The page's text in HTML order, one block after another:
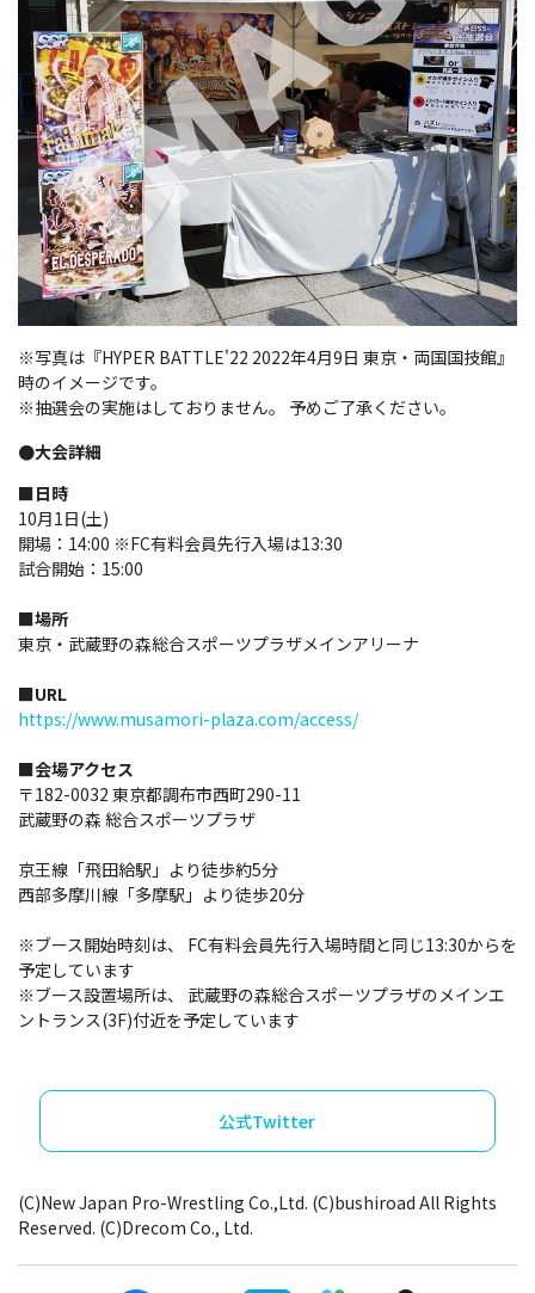
※写真は『HYPER BATTLE'22 2022年4月9日 東京・両国国技館』
時のイメージです。
※抽選会の実施はしておりません。 予めご了承ください。
●大会詳細
■日時
10月1日(土)
開場：14:00 ※FC有料会員先行入場は13:30
試合開始：15:00
■場所
東京・武蔵野の森総合スポーツプラザメインアリーナ
■URL
https://www.musamori-plaza.com/access/
■会場アクセス
〒182-0032 東京都調布市西町290-11
武蔵野の森 総合スポーツプラザ
京王線「飛田給駅」より徒歩約5分
西部多摩川線「多摩駅」より徒歩20分
※ブース開始時刻は、 FC有料会員先行入場時間と同じ13:30からを
予定しています
※ブース設置場所は、 武蔵野の森総合スポーツプラザのメインエ
ントランス(3F)付近を予定しています
公式Twitter
(C)New Japan Pro-Wrestling Co.,Ltd. (C)bushiroad All Rights
Reserved. (C)Drecom Co., Ltd.